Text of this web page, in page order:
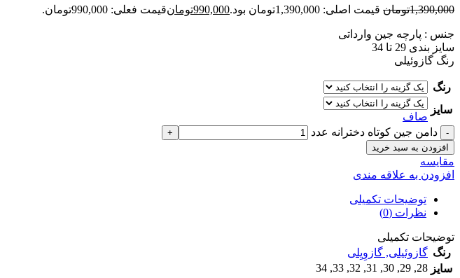
1,390,000تومان قیمت اصلی: 1,390,000تومان بود. 990,000تومانقیمت فعلی: 990,000تومان.
جنس : پارچه جین وارداتی
سایز بندی 29 تا 34
رنگ گازوئیلی
رنگ
سایز
صاف
دامن جین کوتاه دخترانه عدد
افزودن به سبد خرید
مقايسه
افزودن به علاقه مندی
توضیحات تکمیلی
نظرات (0)
توضیحات تکمیلی
رنگ گازوئیلی, گازوِیِلی
سایز 28
,
29
,
30
,
31
,
32
,
33
,
34